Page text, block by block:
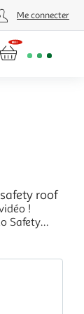
Me connecter
roof
!
Safety
le